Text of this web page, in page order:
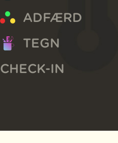
ADFÆRD
TEGN
CHECK-IN